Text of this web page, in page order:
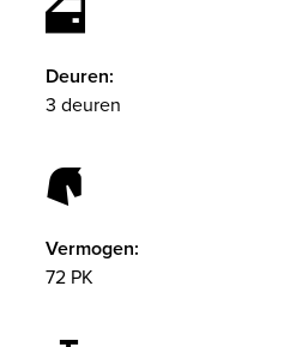
Deuren:
3 deuren
Vermogen:
72 PK